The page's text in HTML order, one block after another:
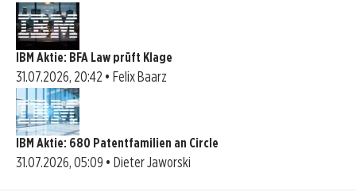
IBM Aktie: BFA Law prüft Klage
31.07.2026, 20:42 • Felix Baarz
IBM Aktie: 680 Patentfamilien an Circle
31.07.2026, 05:09 • Dieter Jaworski